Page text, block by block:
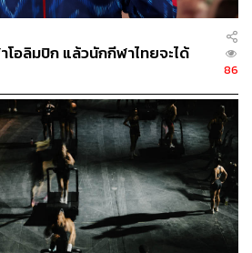
งแทมเบรีก็กระโดดตัวลอยก่อน
ชิม กลายเป็นภาพสุดอบอุ่นหัวใจ
งกลับมาเจอกันอีกครั้ง และแน่นอน
เป็นผู้ชนะคนเดียวดูเหมือนกัน
โอลิมปิก แล้วนักกีฬาไทยจะได้
86